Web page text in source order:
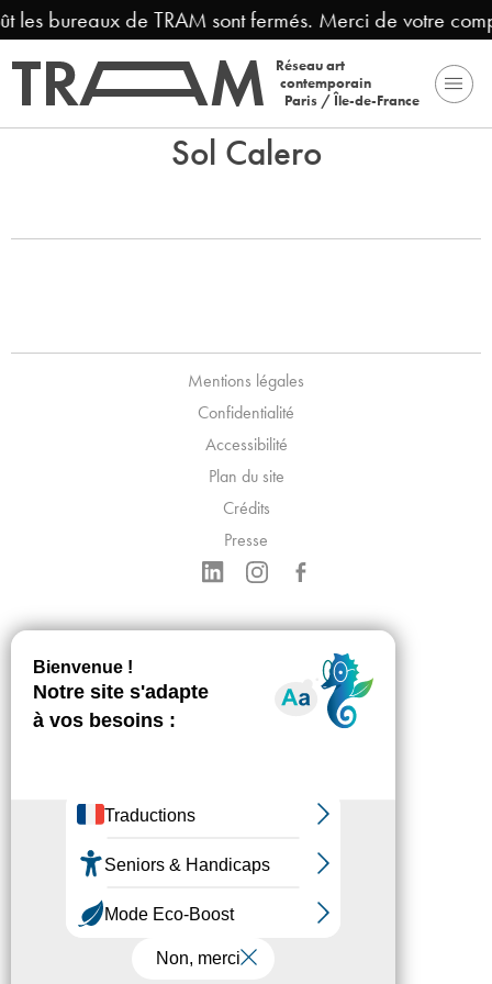
les bureaux de TRAM sont fermés. Merci de votre
Réseau art
contemporain
Paris / Île-de-France
Sol Calero
Mentions légales
Confidentialité
Accessibilité
Plan du site
Crédits
Presse